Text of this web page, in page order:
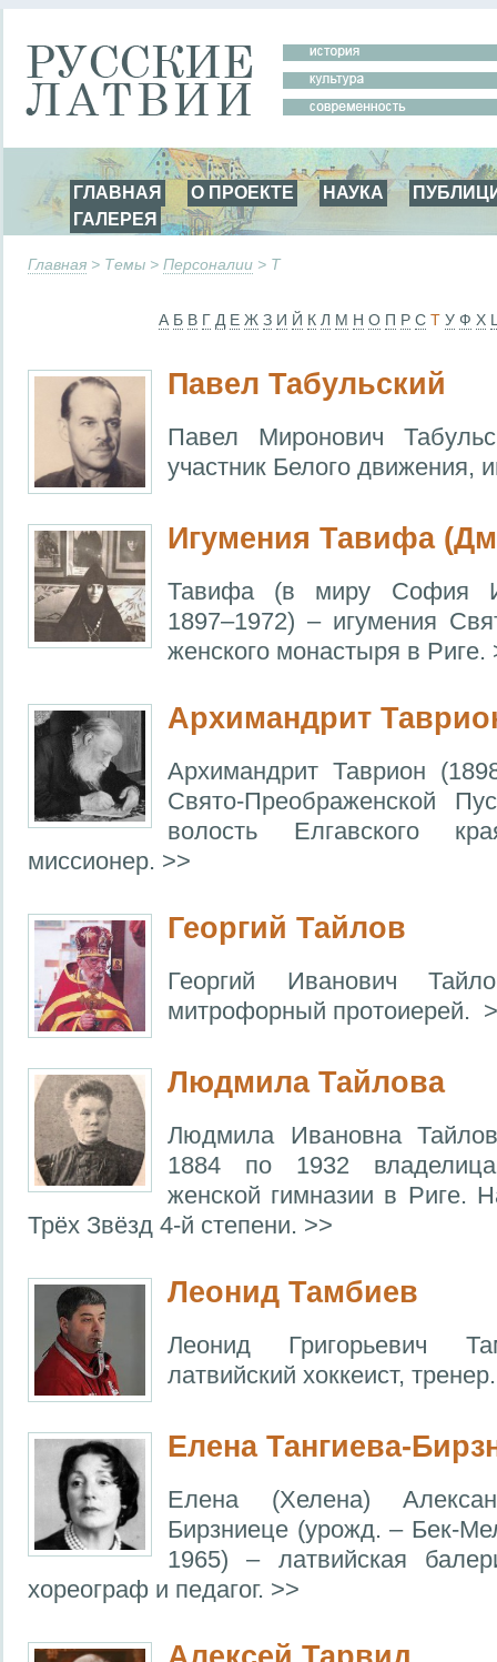
ГЛАВНАЯ О ПРОЕКТЕ НАУКА
ГАЛЕРЕЯ
Главная > Темы > Персоналии > Т
А Б В Г Д Е Ж З И Й К Л М Н О П Р С Т У Ф Х
Павел Табульский
Павел Миронович
участник Белого движения,
Игумения Тавифа
Тавифа (в миру София
1897–1972) – игумения
женского монастыря в Риге.
Архимандрит
Архимандрит Таврион
Свято-Преображенской
волость Елгавского
миссионер. >>
Георгий Тайлов
Георгий Иванович
митрофорный протоиерей.
Людмила Тайлова
Людмила Ивановна
1884 по 1932
женской гимназии в Риге.
Трёх Звёзд 4-й степени. >>
Леонид Тамбиев
Леонид Григорьевич
латвийский хоккеист,
Елена Тангиева-
Елена (Хелена)
Бирзниеце (урожд. – Бек-
1965) – латвийская
хореограф и педагог. >>